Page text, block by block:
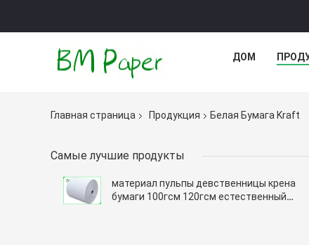
ДОМ
Главная страница Продукция Белая Бумага Kraft
Самые лучшие продукты
материал пульпы девственницы крена
бумаги 100гсм 120гсм естественный